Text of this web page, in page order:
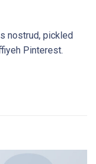
nostrud, pickled
Pinterest.